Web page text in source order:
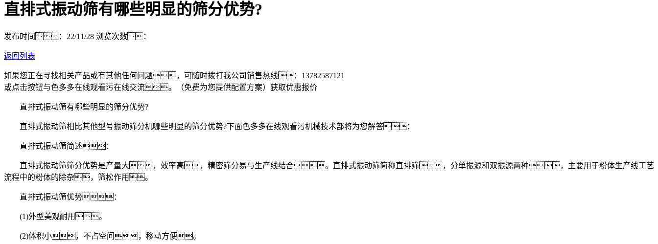
直排式振动筛有哪些明显的筛分优势?
发布时间：22/11/28 浏览次数：
返回列表
如果您正在寻找相关产品或有其他任何问题，可随时拨打我公司销售热线： 13782587121
或点击按钮与色多多在线观看污在线交流。（免费为您提供配置方案） 获取优惠报价
直排式振动筛有哪些明显的筛分优势?
直排式振动筛相比其他型号振动筛分机哪些明显的筛分优势?下面色多多在线观看污机械技术部将为您解答：
直排式振动筛简述：
直排式振动筛筛分优势是产量大，效率高，精密筛分易与生产线结合。直排式振动筛简称直排筛，分单振源和双振源两种，主要用于粉体生产线工艺
流程中的粉体的除杂，筛松作用。
直排式振动筛优势：
(1)外型美观耐用。
(2)体积小，不占空间，移动方便。